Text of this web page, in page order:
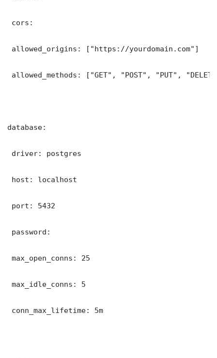
cors:
allowed_origins: ["https://yourdomain.com"]
allowed_methods: ["GET", "POST", "PUT",
database:
driver: postgres
host: localhost
port: 5432
password:
max_open_conns: 25
max_idle_conns: 5
conn_max_lifetime: 5m